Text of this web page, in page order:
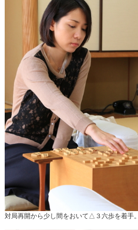
対局再開から少し間をおいて△３六歩を着手。